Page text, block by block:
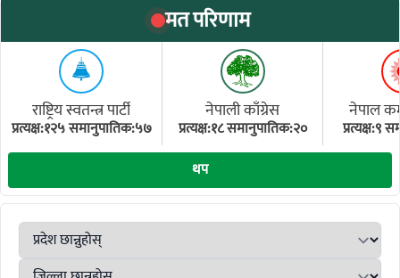
मत परिणाम
राष्ट्रिय स्वतन्त्र पार्टी
प्रत्यक्ष:१२५ समानुपातिक:५७
नेपाली काँग्रेस
प्रत्यक्ष:१८ समानुपातिक:२०
नेपाल
प्रत्यक्ष:९
थप